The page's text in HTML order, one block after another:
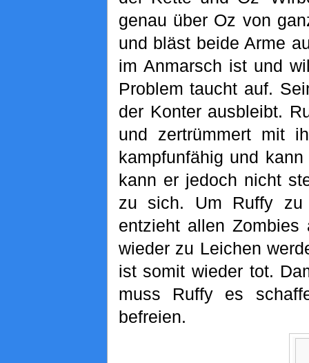
genau über Oz von
und bläst beide Arme
im Anmarsch ist und
Problem taucht auf.
der Konter ausbleibt.
und zertrümmert mit
kampfunfähig und
kann er jedoch nicht
zu sich. Um Ruffy
entzieht allen
wieder zu Leichen
ist somit wieder tot.
muss Ruffy es
befreien.